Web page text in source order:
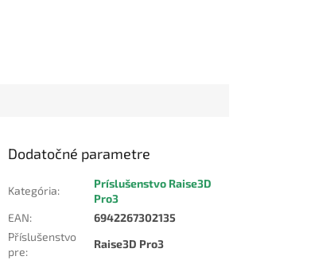
Dodatočné parametre
Kategória:
Príslušenstvo Raise3D
Pro3
EAN:
6942267302135
Příslušenstvo
pre:
Raise3D Pro3